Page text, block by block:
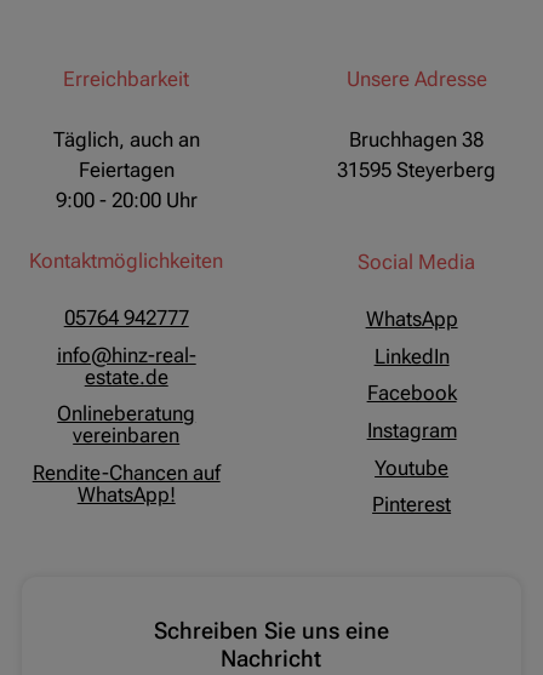
Erreichbarkeit
Täglich, auch an
Feiertagen
9:00 - 20:00 Uhr
Kontaktmöglichkeiten
05764 942777
info@hinz-real-
estate.de
Onlineberatung
vereinbaren
Rendite-Chancen auf
WhatsApp!
Unsere Adresse
Bruchhagen 38
31595 Steyerberg
Social Media
WhatsApp
LinkedIn
Facebook
Instagram
Youtube
Pinterest
Schreiben Sie uns eine
Nachricht